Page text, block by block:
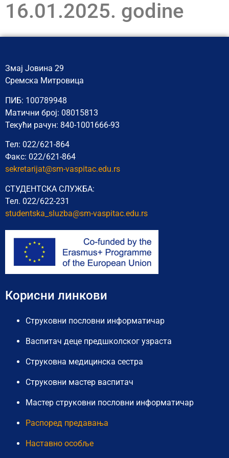
16.01.2025. godine
Змај Јовина 29
Сремска Митровица
ПИБ: 100789948
Матични број: 08015813
Текући рачун: 840-1001666-93
Тел: 022/621-864
Факс: 022/621-864
sekretarijat@sm-vaspitac.edu.rs
СТУДЕНТСКА СЛУЖБА:
Тел. 022/622-231
studentska_sluzba@sm-vaspitac.edu.rs
Корисни линкови
Струковни пословни информатичар
Васпитач деце предшколског узраста
Струковна медицинска сестра
Струковни мастер васпитач
Мастер струковни пословни информатичар
Распоред предавања
Наставно особље